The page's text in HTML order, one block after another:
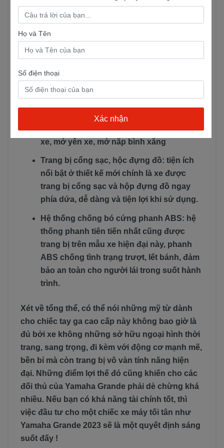
kết nối điện thoại với xe qua Bluetooth từ
đó giúp người lái dễ dàng theo dõi các
thông số, tình trạng xe và cả chỗ đỗ xe lần
phiên bản giới hạn, xe được trang bị khoá
Smartkey, giúp đảm bảo an toàn tuyệt đối
kế núm xoay tiện lợi tích hợp nhiều chức
năng như: định vị xe, bật/tắt, mở/khoá cổ
xe, mở yên xe, mở nắp bình xăng
Trang bị cổng sạc, hộc đựng đồ: tiện ích
nổi bật ở thiết kế mới chính là xe được
trang bị cổng sạc và hộp đựng đồ ngay
phía dứa, dễ dàng và tiện lợi khi sử dụng.
Hệ thống chống bó cứng phanh ABS: hệ
thống phanh tiên tiến nhất cũng được
trang bị trên mẫu xe hiện đại này, phanh
ABS chống tình trạng trượt, lết bánh, đảm
bảo an toàn cho người lái trong suốt hành
trình.
Xét về tổng thể, có thể nói những mỹ từ dành
cho chiếc tay ga cao cấp này không bao giờ là
đủ bởi xe không những sở hữu ngoại hình thời
trang, sang trọng, đi kèm với động cơ mạnh mẽ,
bền bỉ mà còn trang bị vô vàn tính năng hiện
đại. Những điểm lợi thế đó cũng khiến cho các
đối thủ của Yamaha Grande phải dè chừng khá
nhiều. Nếu bạn có khả năng tài chính tốt, thì
việc đầu tư cho một chiếc xe máy tối tân như
Yamaha Grande 2023 sẽ là một quyết định sáng
suốt đấy !
Họ và Tên
Số điện thoại